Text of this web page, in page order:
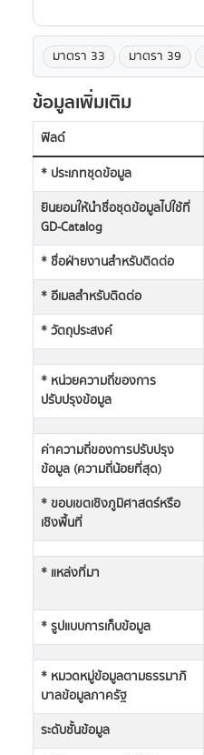
มาตรา 33 มาตรา 39
ข้อมูลเพิ่มเติม
ฟิลด์
* ประเภทชุดข้อมูล
ยินยอมให้นำชื่อชุดข้อมูลไปใช้ที่
GD-Catalog
* ชื่อฝ่ายงานสำหรับติดต่อ
* อีเมลสำหรับติดต่อ
* วัตถุประสงค์
* หน่วยความถี่ของการ
ปรับปรุงข้อมูล
ค่าความถี่ของการปรับปรุง
ข้อมูล (ความถี่น้อยที่สุด)
* ขอบเขตเชิงภูมิศาสตร์หรือ
เชิงพื้นที่
* แหล่งที่มา
* รูปแบบการเก็บข้อมูล
* หมวดหมู่ข้อมูลตามธรรมาภิ
บาลข้อมูลภาครัฐ
ระดับชั้นข้อมูล